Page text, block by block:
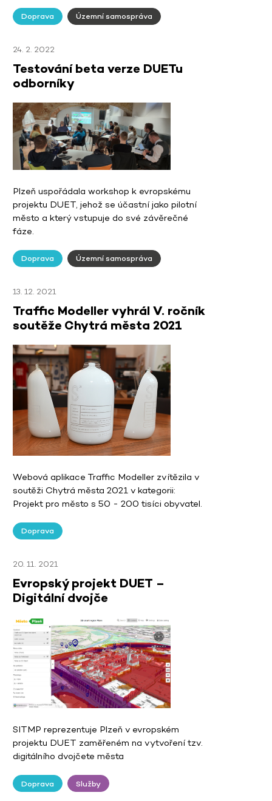
Doprava Územní samospráva
24. 2. 2022
Testování beta verze DUETu
odborníky
Plzeň uspořádala workshop k evropskému
projektu DUET, jehož se účastní jako pilotní
město a který vstupuje do své závěrečné
fáze.
Doprava Územní samospráva
13. 12. 2021
Traffic Modeller vyhrál V. ročník
soutěže Chytrá města 2021
Webová aplikace Traffic Modeller zvítězila v
soutěži Chytrá města 2021 v kategorii:
Projekt pro město s 50 - 200 tisíci obyvatel.
Doprava
20. 11. 2021
Evropský projekt DUET –
Digitální dvojče
SITMP reprezentuje Plzeň v evropském
projektu DUET zaměřeném na vytvoření tzv.
digitálního dvojčete města
Doprava Služby